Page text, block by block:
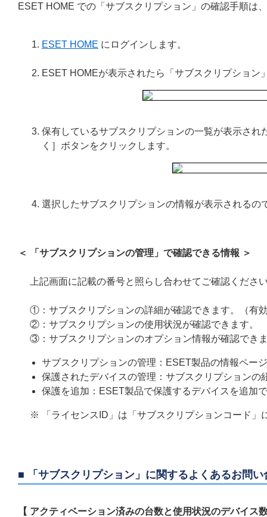
ESET HOME での「サブスクリプション」の確認手順は
ESET HOME にログインします。
ESET HOMEが表示されたら「サブスクリプション
保有しているサブスクリプションの一覧が表示さ
く］ボタンをクリックします。
選択したサブスクリプションの情報が表示されるの
＜ 「サブスクリプションの管理」で確認できる情報 ＞
上記画面に記載の番号と照らし合わせてご確認くださ
①：サブスクリプションの詳細が確認できます。（有
②：サブスクリプションの使用状況が確認できます。
③：サブスクリプションのオプション情報が確認でき
サブスクリプションの管理：ESET製品の情報ペー
保護されたデバイスの管理：サブスクリプションの
保護を追加：ESET製品で保護するデバイスを追加
※ 「ライセンスID」は「サブスクリプションコード」
■ 「サブスクリプション」に関するよくあるお問い
【 アクティベーション済みの台数と使用状況のデバイス